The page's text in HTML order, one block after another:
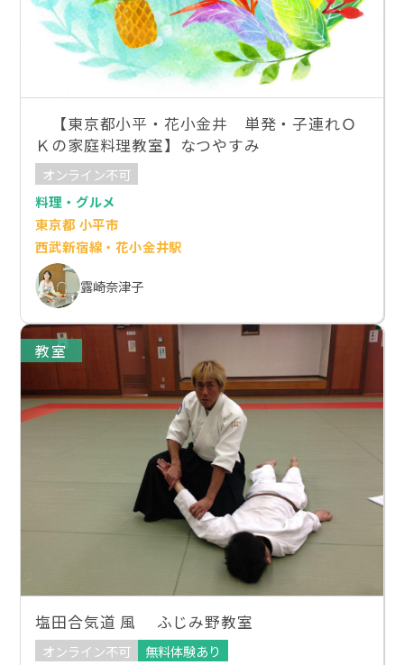
【東京都小平・花小金井 単発・子連れＯ
Ｋの家庭料理教室】なつやすみ
オンライン不可
料理・グルメ
東京都 小平市
西武新宿線・花小金井駅
露崎奈津子
教室
塩田合気道 風 ふじみ野教室
オンライン不可
無料体験あり